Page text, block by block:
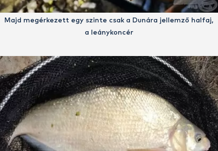
Majd megérkezett egy szinte csak a Dunára jellemző halfaj,
a leánykoncér